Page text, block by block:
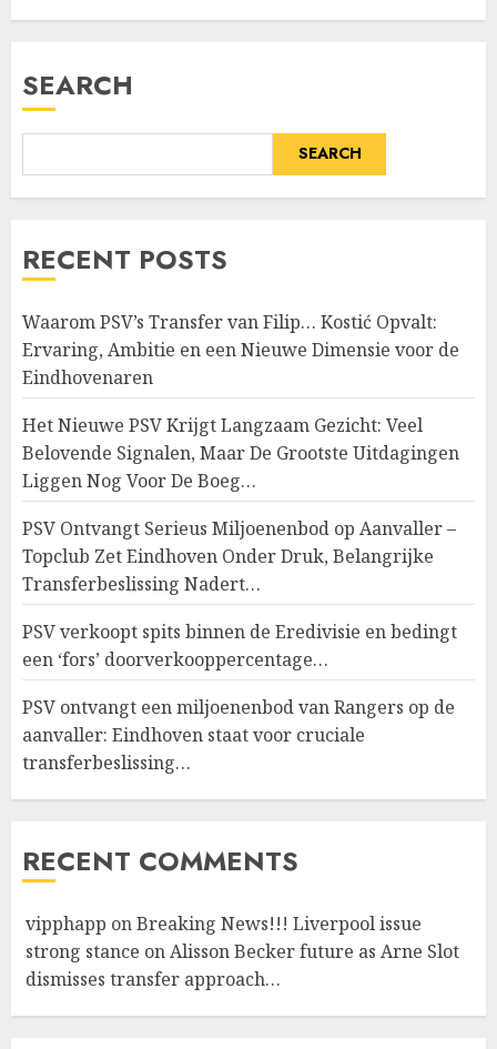
AUGUST 7, 2026 0
SEARCH
SEARCH
RECENT POSTS
Waarom PSV’s Transfer van Filip… Kostić Opvalt:
Ervaring, Ambitie en een Nieuwe Dimensie voor de
Eindhovenaren
Het Nieuwe PSV Krijgt Langzaam Gezicht: Veel
Belovende Signalen, Maar De Grootste Uitdagingen
Liggen Nog Voor De Boeg…
PSV Ontvangt Serieus Miljoenenbod op Aanvaller –
Topclub Zet Eindhoven Onder Druk, Belangrijke
Transferbeslissing Nadert…
PSV verkoopt spits binnen de Eredivisie en bedingt
een ‘fors’ doorverkooppercentage…
PSV ontvangt een miljoenenbod van Rangers op de
aanvaller: Eindhoven staat voor cruciale
transferbeslissing…
RECENT COMMENTS
vipphapp onBreaking News!!! Liverpool issue
strong stance on Alisson Becker future as Arne Slot
dismisses transfer approach…